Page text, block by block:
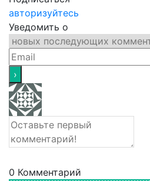
авторизуйтесь
Уведомить о
0 Комментарий